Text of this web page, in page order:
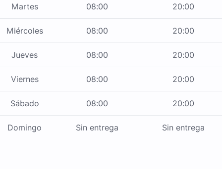
Martes 08:00 20:00
Miércoles 08:00 20:00
Jueves 08:00 20:00
Viernes 08:00 20:00
Sábado 08:00 20:00
Domingo Sin entrega Sin entrega